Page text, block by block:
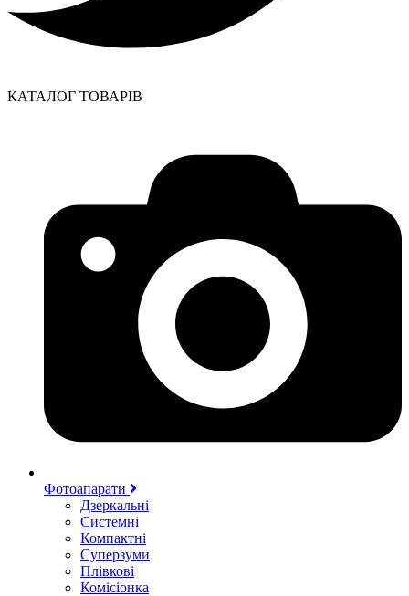
КАТАЛОГ ТОВАРІВ
Фотоапарати
Дзеркальні
Системні
Компактні
Суперзуми
Плівкові
Комісіонка